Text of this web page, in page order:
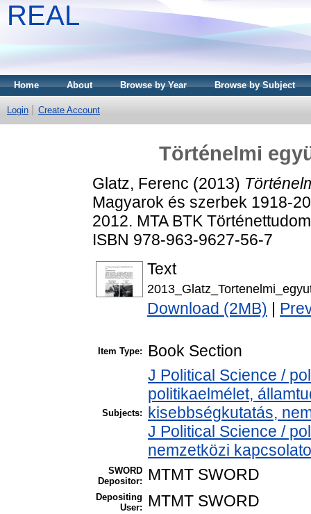
REAL
Home About Browse by Year Browse by Subject
Login Create Account
Történelmi
Glatz, Ferenc (2013)
Magyarok és szerbek 1918-
2012. MTA BTK
ISBN 978-963-9627-56-7
Text
Download (2MB)
Item Type: Book Section
Subjects:
J Political Science /
politikaelmélet,
kisebbségkutatás,
J Political Science /
nemzetközi
SWORD
Depositor:
MTMT SWORD
Depositing
User:
MTMT SWORD